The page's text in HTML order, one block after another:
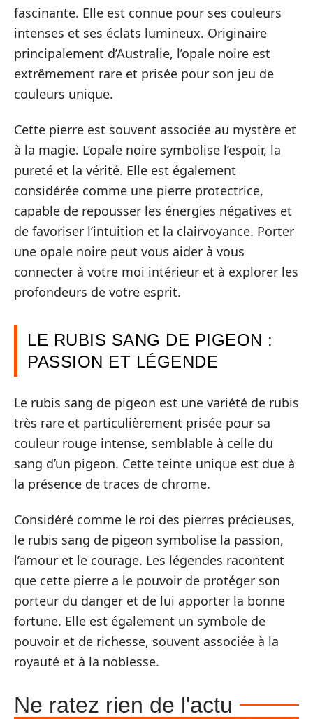
fascinante. Elle est connue pour ses couleurs
intenses et ses éclats lumineux. Originaire
principalement d’Australie, l’opale noire est
extrêmement rare et prisée pour son jeu de
couleurs unique.
Cette pierre est souvent associée au mystère et
à la magie. L’opale noire symbolise l’espoir, la
pureté et la vérité. Elle est également
considérée comme une pierre protectrice,
capable de repousser les énergies négatives et
de favoriser l’intuition et la clairvoyance. Porter
une opale noire peut vous aider à vous
connecter à votre moi intérieur et à explorer les
profondeurs de votre esprit.
LE RUBIS SANG DE PIGEON :
PASSION ET LÉGENDE
Le rubis sang de pigeon est une variété de rubis
très rare et particulièrement prisée pour sa
couleur rouge intense, semblable à celle du
sang d’un pigeon. Cette teinte unique est due à
la présence de traces de chrome.
Considéré comme le roi des pierres précieuses,
le rubis sang de pigeon symbolise la passion,
l’amour et le courage. Les légendes racontent
que cette pierre a le pouvoir de protéger son
porteur du danger et de lui apporter la bonne
fortune. Elle est également un symbole de
pouvoir et de richesse, souvent associée à la
royauté et à la noblesse.
Ne ratez rien de l'actu